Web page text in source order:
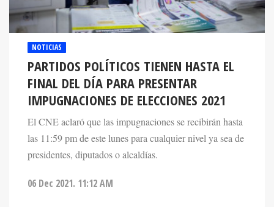
PARTIDOS POLÍTICOS TIENEN HASTA EL
FINAL DEL DÍA PARA PRESENTAR
IMPUGNACIONES DE ELECCIONES 2021
El CNE aclaró que las impugnaciones se recibirán hasta
las 11:59 pm de este lunes para cualquier nivel ya sea de
presidentes, diputados o alcaldías.